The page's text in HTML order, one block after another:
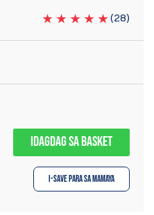
(28)
IDAGDAG SA BASKET
I-save para sa Mamaya